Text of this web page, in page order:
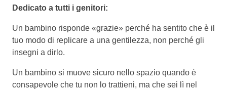
Dedicato a tutti i genitori:
Un bambino risponde «grazie» perché ha sentito che è il
tuo modo di replicare a una gentilezza, non perché gli
insegni a dirlo.
Un bambino si muove sicuro nello spazio quando è
consapevole che tu non lo trattieni, ma che sei lì nel